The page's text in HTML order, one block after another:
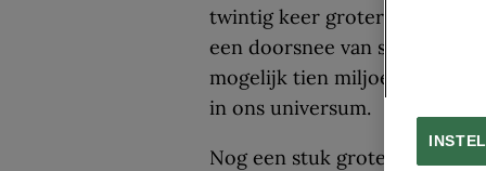
twintig keer groter is dan de
een doorsnee van slechts
mogelijk tien miljoen tot een
in ons universum.
Nog een stuk groter zijn de